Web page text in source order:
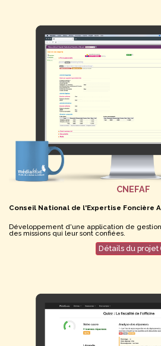
CNEFAF
Conseil National de l'Expertise Foncière
Développement d'une application de
des missions qui leur sont confiées.
Détails du projet